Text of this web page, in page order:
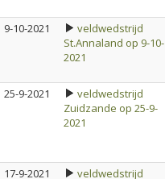
9-10-2021
veldwedstrijd
St.Annaland op 9-10-
2021
25-9-2021
veldwedstrijd
Zuidzande op 25-9-
2021
17-9-2021
veldwedstrijd